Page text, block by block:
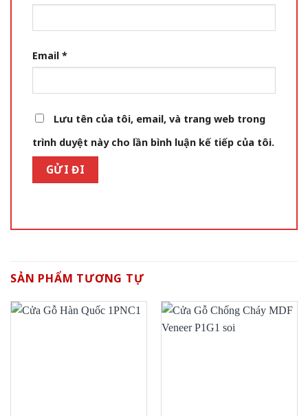
Email *
Lưu tên của tôi, email, và trang web trong
trình duyệt này cho lần bình luận kế tiếp của tôi.
SẢN PHẨM TƯƠNG TỰ